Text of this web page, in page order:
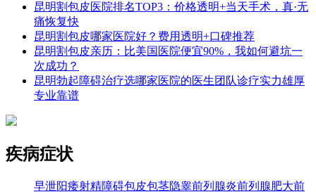
昆明割包皮医院排名TOP3：价格透明+当天手术，真·无
痛恢复快
昆明割包皮哪家医院好？费用透明+口碑推荐
昆明割包皮亲历：比美国医院便宜90%，我如何避坑一
次成功？
昆明勃起障碍治疗选哪家医院的医生团队诊疗实力雄厚
专业靠谱
疾病症状
早泄阳痿射精障碍包皮包茎隐睾前列腺炎前列腺肥大前